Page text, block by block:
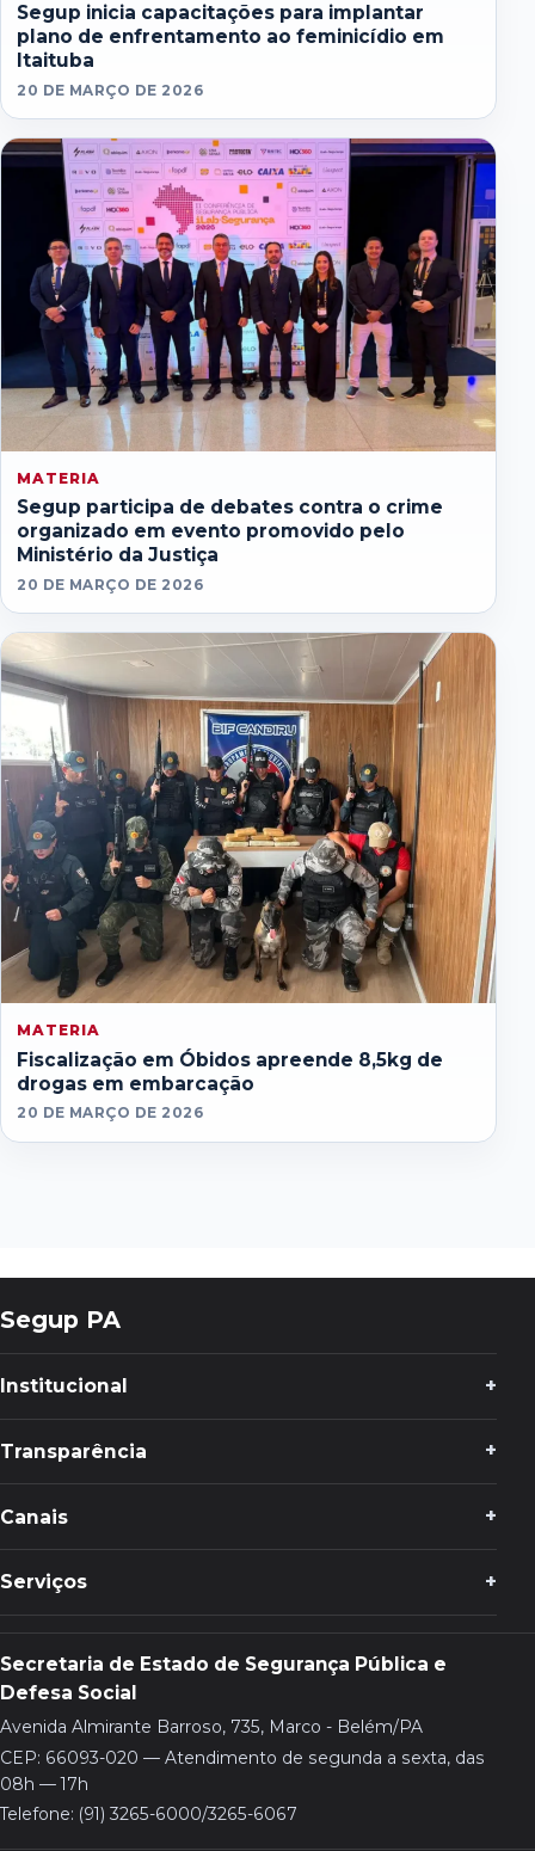
Segup inicia capacitações para implantar
plano de enfrentamento ao feminicídio em
Itaituba
20 DE MARÇO DE 2026
MATERIA
Segup participa de debates contra o crime
organizado em evento promovido pelo
Ministério da Justiça
20 DE MARÇO DE 2026
MATERIA
Fiscalização em Óbidos apreende 8,5kg de
drogas em embarcação
20 DE MARÇO DE 2026
Segup PA
Institucional
Transparência
Canais
Serviços
Secretaria de Estado de Segurança Pública e
Defesa Social
Avenida Almirante Barroso, 735, Marco - Belém/PA
CEP: 66093-020 — Atendimento de segunda a sexta, das
08h — 17h
Telefone: (91) 3265-6000/3265-6067